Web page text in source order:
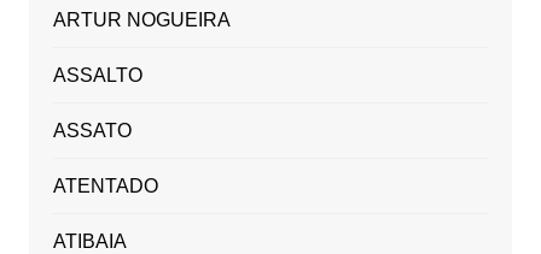
ARTUR NOGUEIRA
ASSALTO
ASSATO
ATENTADO
ATIBAIA